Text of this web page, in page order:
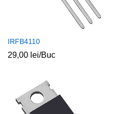
IRFB4110
29,00 lei/Buc